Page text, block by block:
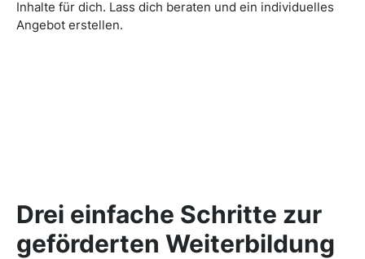
Inhalte für dich. Lass dich beraten und ein individuelles
Angebot erstellen.
Drei einfache Schritte zur
geförderten Weiterbildung